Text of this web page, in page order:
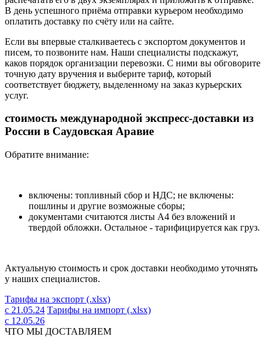
В день успешного приёма отправки курьером необходимо
оплатить доставку по счёту или на сайте.
Если вы впервые сталкиваетесь с экспортом документов и
писем, то позвоните нам. Наши специалисты подскажут,
каков порядок организации перевозки. С ними вы обговорите
точную дату вручения и выберите тариф, который
соответствует бюджету, выделенному на заказ курьерских
услуг.
стоимость международной экспресс-доставки из
России в Саудовская Аравие
Обратите внимание:
включены: топливный сбор и НДС; не включены:
пошлины и другие возможные сборы;
документами считаются листы А4 без вложений и
твердой обложки. Остальное - тарифицируется как груз.
Актуальную стоимость и срок доставки необходимо уточнять
у наших специалистов.
Тарифы на экспорт (.xlsx)
с 21.05.24 Тарифы на импорт (.xlsx)
с 12.05.26
ЧТО МЫ ДОСТАВЛЯЕМ